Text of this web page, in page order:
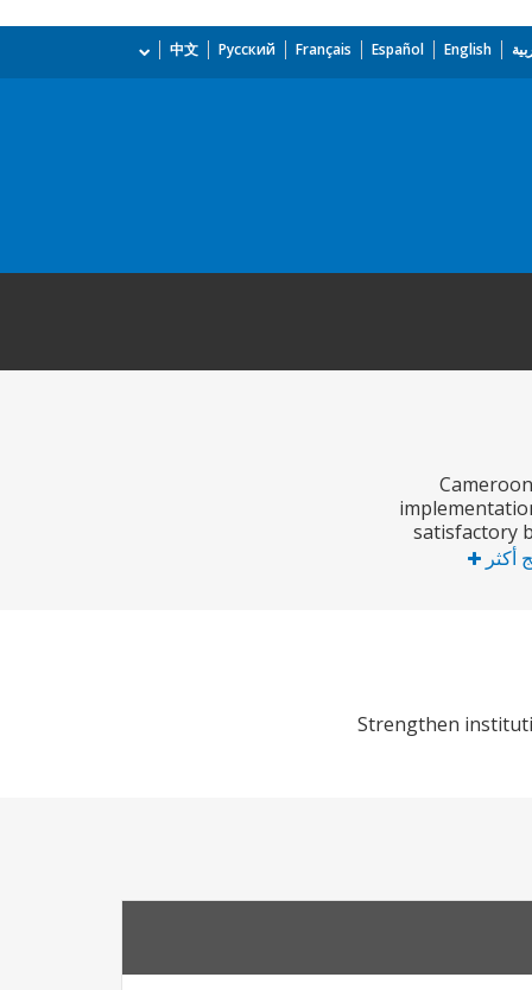
English
Español
Français
Русский
中文
satisfactory
أكثر
Strengthen